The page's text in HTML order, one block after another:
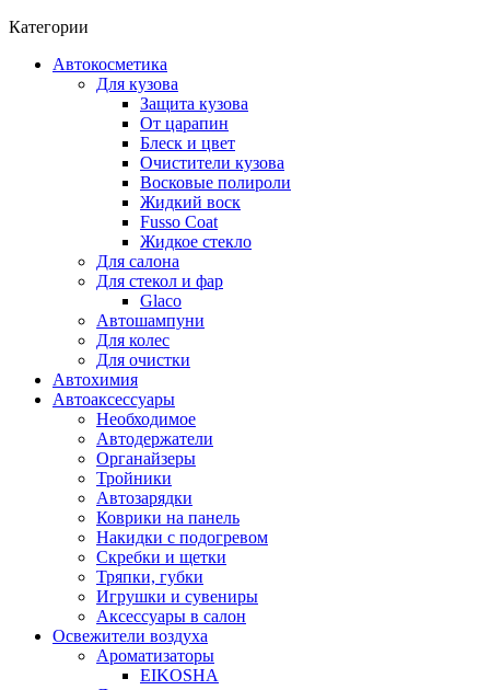
Категории
Автокосметика
Для кузова
Защита кузова
От царапин
Блеск и цвет
Очистители кузова
Восковые полироли
Жидкий воск
Fusso Coat
Жидкое стекло
Для салона
Для стекол и фар
Glaco
Автошампуни
Для колес
Для очистки
Автохимия
Автоаксессуары
Необходимое
Автодержатели
Органайзеры
Тройники
Автозарядки
Коврики на панель
Накидки с подогревом
Скребки и щетки
Тряпки, губки
Игрушки и сувениры
Аксессуары в салон
Освежители воздуха
Ароматизаторы
EIKOSHA